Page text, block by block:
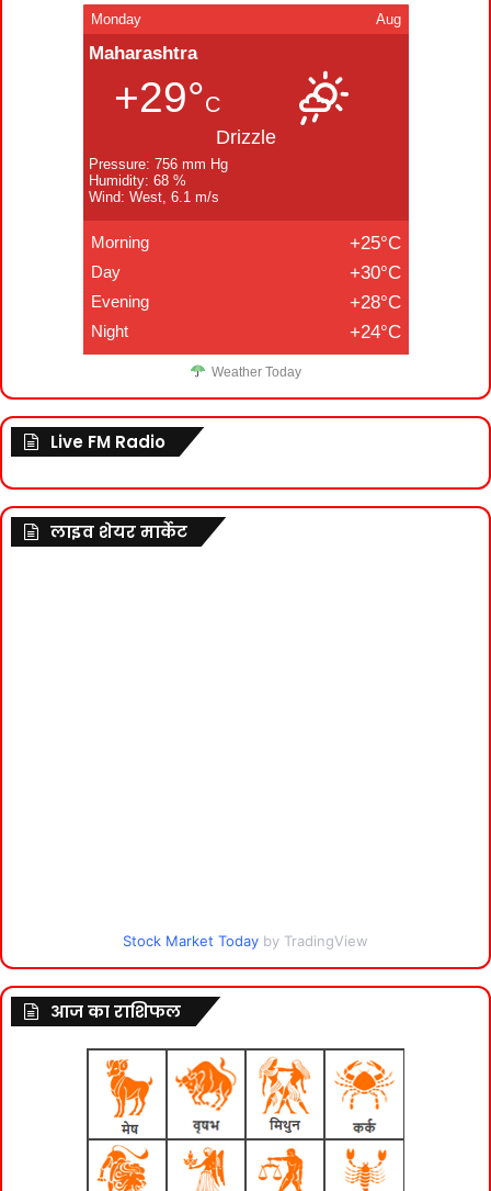
Monday Aug
Maharashtra
+29°C
Drizzle
Pressure: 756 mm Hg
Humidity: 68 %
Wind: West, 6.1 m/s
Morning +25°C
Day +30°C
Evening +28°C
Night +24°C
Weather Today
Live FM Radio
लाइव शेयर मार्केट
Stock Market Today by TradingView
आज का राशिफल